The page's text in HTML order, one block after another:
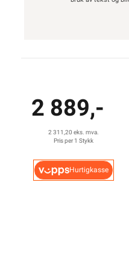
2 889,-
2 311,20 eks. mva.
Pris per 1 Stykk
Hurtigkasse